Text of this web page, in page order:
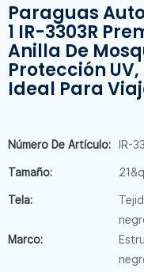
Paraguas
1 IR-3303R
Anilla De
Protección
Ideal Para
Número De Artículo: IR-
Tamaño:
Tela:
Marco: